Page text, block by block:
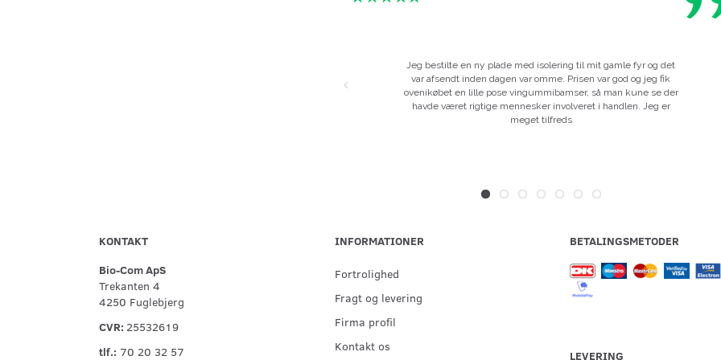
Jeg bestilte en ny plade med isolering til mit gamle fyr og det
var afsendt inden dagen var omme. Prisen var god og jeg fik
ovenikøbet en lille pose vingummibamser, så man kune se der
havde været rigtige mennesker involveret i handlen. Jeg er
meget tilfreds
KONTAKT
Bio-Com ApS
Trekanten 4
4250 Fuglebjerg
CVR: 25532619
tlf.: 70 20 32 57
INFORMATIONER
Fortrolighed
Fragt og levering
Firma profil
Kontakt os
BETALINGSMETODER
LEVERING